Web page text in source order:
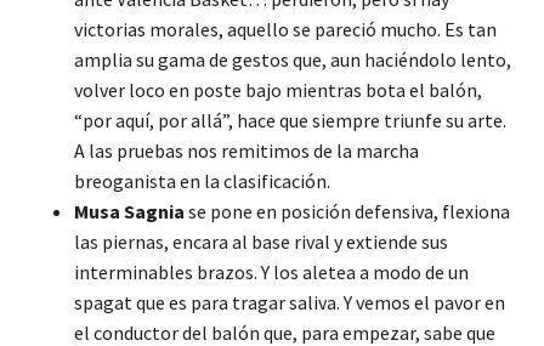
victorias morales, aquello se pareció mucho. Es tan
amplia su gama de gestos que, aun haciéndolo lento,
volver loco en poste bajo mientras bota el balón,
“por aquí, por allá”, hace que siempre triunfe su arte.
A las pruebas nos remitimos de la marcha
breoganista en la clasificación.
Musa Sagnia se pone en posición defensiva, flexiona
las piernas, encara al base rival y extiende sus
interminables brazos. Y los aletea a modo de un
spagat que es para tragar saliva. Y vemos el pavor en
el conductor del balón que, para empezar, sabe que